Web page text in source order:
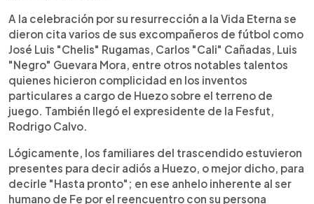
A la celebración por su resurrección a la Vida Eterna se
dieron cita varios de sus excompañeros de fútbol como
José Luis "Chelis" Rugamas, Carlos "Cali" Cañadas, Luis
"Negro" Guevara Mora, entre otros notables talentos
quienes hicieron complicidad en los inventos
particulares a cargo de Huezo sobre el terreno de
juego. También llegó el expresidente de la Fesfut,
Rodrigo Calvo.
Lógicamente, los familiares del trascendido estuvieron
presentes para decir adiós a Huezo, o mejor dicho, para
decirle "Hasta pronto"; en ese anhelo inherente al ser
humano de Fe por el reencuentro con su persona